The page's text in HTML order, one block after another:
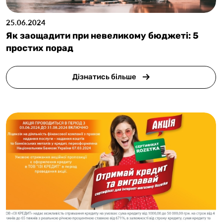
25.06.2024
Як заощадити при невеликому бюджеті: 5
простих порад
Дізнатись більше